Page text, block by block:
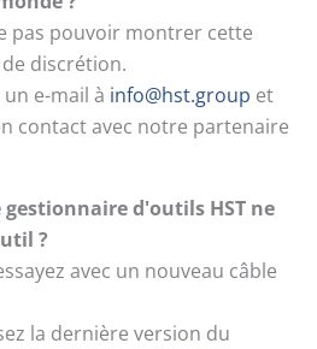
pas pouvoir montrer cette
discrétion.
e-mail à info@hst.group et
contact avec notre partenaire
d'outils HST ne
?
avec un nouveau câble
la dernière version du